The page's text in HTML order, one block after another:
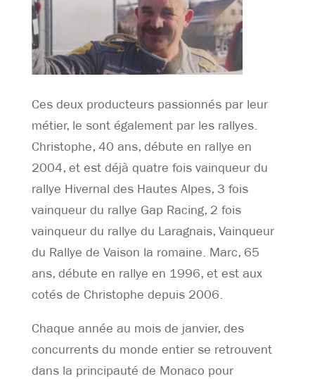
Ces deux producteurs passionnés par leur
métier, le sont également par les rallyes.
Christophe, 40 ans, débute en rallye en
2004, et est déjà quatre fois vainqueur du
rallye Hivernal des Hautes Alpes, 3 fois
vainqueur du rallye Gap Racing, 2 fois
vainqueur du rallye du Laragnais, Vainqueur
du Rallye de Vaison la romaine. Marc, 65
ans, débute en rallye en 1996, et est aux
cotés de Christophe depuis 2006.
Chaque année au mois de janvier, des
concurrents du monde entier se retrouvent
dans la principauté de Monaco pour